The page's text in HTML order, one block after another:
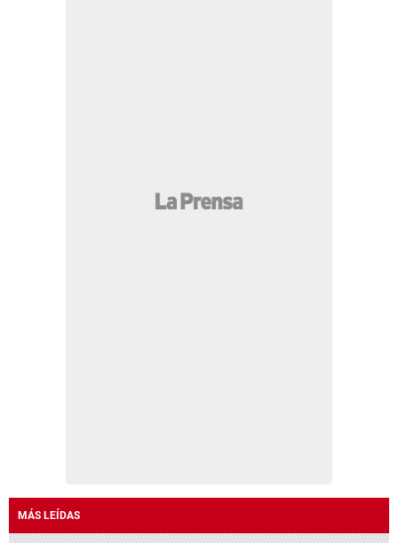
MÁS LEÍDAS